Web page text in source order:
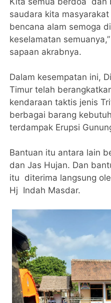
saudara kita
bencana alam semoga
keselamatan
sapaan akrabnya.
Dalam kesempatan ini,
Timur telah
kendaraan taktis jenis
berbagai barang
terdampak Erupsi
Bantuan itu antara lain
dan Jas Hujan. Dan
itu diterima langsung
Hj Indah Masdar.